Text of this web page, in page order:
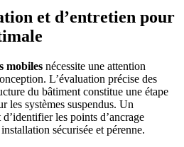
et d’entretien pour
mobiles nécessite une attention
L’évaluation précise des
du bâtiment constitue une étape
les systèmes suspendus. Un
d’identifier les points d’ancrage
sécurisée et pérenne.